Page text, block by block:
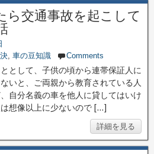
ら交通事故を起こして
, 車の豆知識 Comments
として、子供の頃から連帯保証人に
いと、ご両親から教育されている人
自分名義の車を他人に貸してはいけ
想像以上に少ないので […]
詳細を見る